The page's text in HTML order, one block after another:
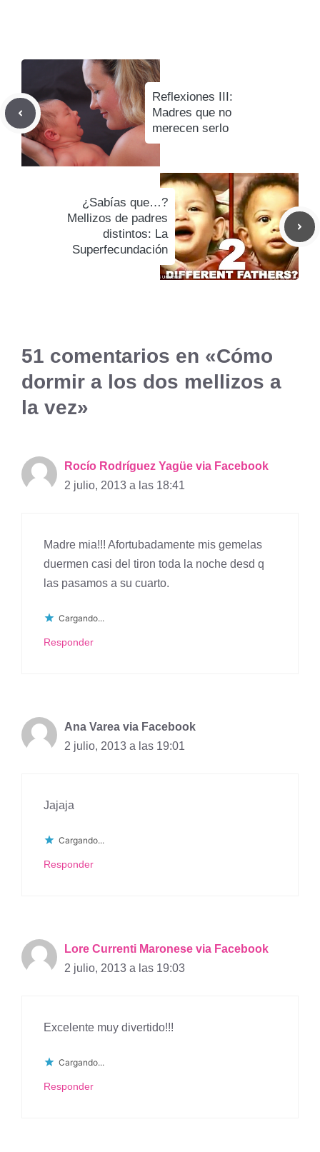
Reflexiones III:
Madres que no
merecen serlo
¿Sabías que…?
Mellizos de padres
distintos: La
Superfecundación
51 comentarios en «Cómo
dormir a los dos mellizos a
la vez»
Rocío Rodríguez Yagüe via Facebook
2 julio, 2013 a las 18:41
Madre mia!!! Afortubadamente mis gemelas
duermen casi del tiron toda la noche desd q
las pasamos a su cuarto.
Cargando...
Responder
Ana Varea via Facebook
2 julio, 2013 a las 19:01
Jajaja
Cargando...
Responder
Lore Currenti Maronese via Facebook
2 julio, 2013 a las 19:03
Excelente muy divertido!!!
Cargando...
Responder